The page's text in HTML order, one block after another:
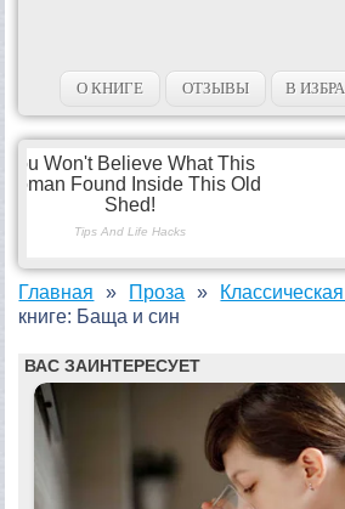
О КНИГЕ ОТЗЫВЫ В
Главная Проза
книге: Баща и син